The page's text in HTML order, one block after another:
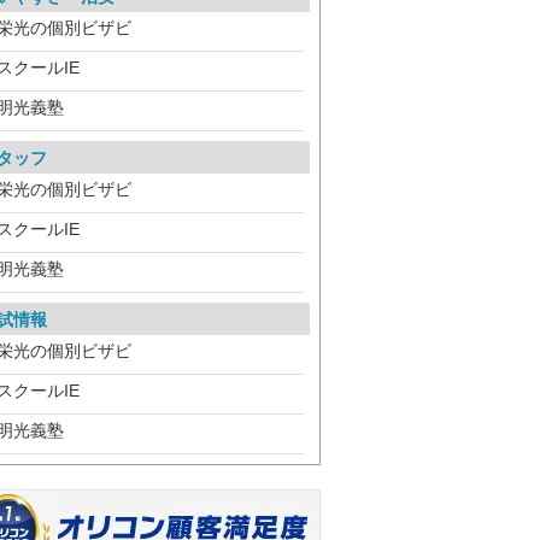
光の個別ビザビ
クールIE
光義塾
ッフ
光の個別ビザビ
クールIE
光義塾
情報
光の個別ビザビ
クールIE
光義塾